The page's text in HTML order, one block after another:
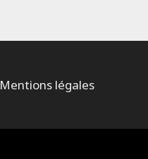
Mentions légales